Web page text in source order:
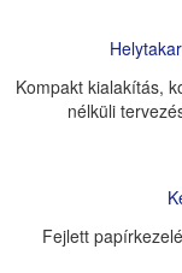
Kompakt kialakítás,
nélküli
Fejlett